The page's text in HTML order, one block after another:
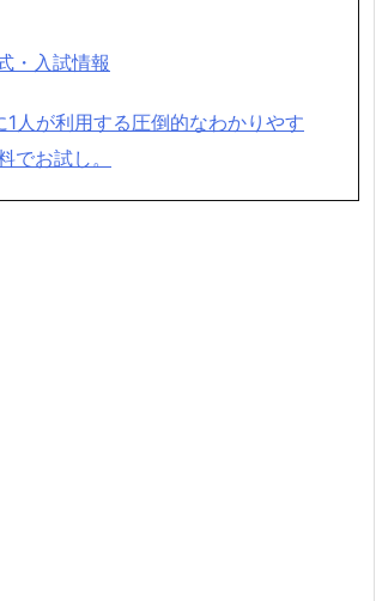
・入試情報
1人が利用する圧倒的なわかりやす
でお試し。